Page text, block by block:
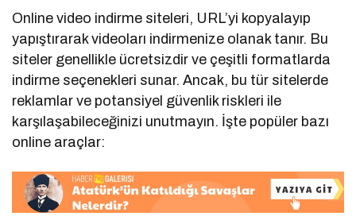
Online video indirme siteleri, URL’yi kopyalayıp
yapıştırarak videoları indirmenize olanak tanır. Bu
siteler genellikle ücretsizdir ve çeşitli formatlarda
indirme seçenekleri sunar. Ancak, bu tür sitelerde
reklamlar ve potansiyel güvenlik riskleri ile
karşılaşabileceğinizi unutmayın. İşte popüler bazı
online araçlar: